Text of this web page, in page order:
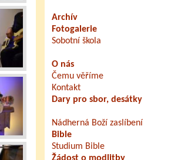
Archív
Fotogalerie
Sobotní škola
O nás
Čemu věříme
Kontakt
Dary pro sbor, desátky
Nádherná Boží zaslíbení
Bible
Studium Bible